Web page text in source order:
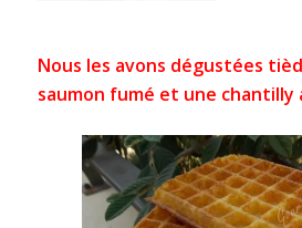
Nous les avons dégustées
saumon fumé et une chantilly